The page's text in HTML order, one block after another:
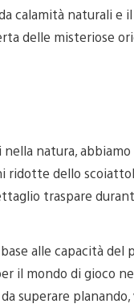
calamità naturali e
delle misteriose
natura,
ridotte dello
traspare
alle capacità del
il mondo di gioco
superare